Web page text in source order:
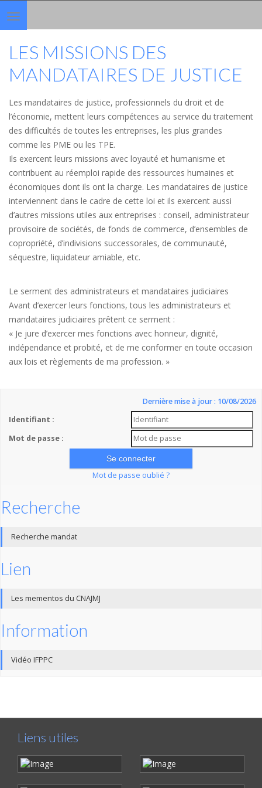
Toggle
navigation
LES MISSIONS DES
MANDATAIRES DE JUSTICE
Les mandataires de justice, professionnels du droit et de
l’économie, mettent leurs compétences au service du traitement
des difficultés de toutes les entreprises, les plus grandes
comme les PME ou les TPE.
Ils exercent leurs missions avec loyauté et humanisme et
contribuent au réemploi rapide des ressources humaines et
économiques dont ils ont la charge. Les mandataires de justice
interviennent dans le cadre de cette loi et ils exercent aussi
d’autres missions utiles aux entreprises : conseil, administrateur
provisoire de sociétés, de fonds de commerce, d’ensembles de
copropriété, d’indivisions successorales, de communauté,
séquestre, liquidateur amiable, etc.
Le serment des administrateurs et mandataires judiciaires
Avant d’exercer leurs fonctions, tous les administrateurs et
mandataires judiciaires prêtent ce serment :
« Je jure d’exercer mes fonctions avec honneur, dignité,
indépendance et probité, et de me conformer en toute occasion
aux lois et règlements de ma profession. »
Dernière mise à jour : 10/08/2026
Identifiant :
Mot de passe :
Mot de passe oublié ?
Recherche
Recherche mandat
Lien
Les mementos du CNAJMJ
Information
Vidéo IFPPC
Liens utiles